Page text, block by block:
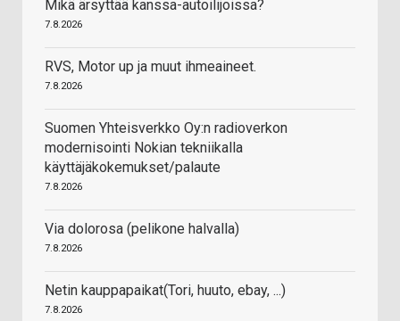
Mikä ärsyttää kanssa-autoilijoissa?
7.8.2026
RVS, Motor up ja muut ihmeaineet.
7.8.2026
Suomen Yhteisverkko Oy:n radioverkon
modernisointi Nokian tekniikalla
käyttäjäkokemukset/palaute
7.8.2026
Via dolorosa (pelikone halvalla)
7.8.2026
Netin kauppapaikat(Tori, huuto, ebay, ...)
7.8.2026